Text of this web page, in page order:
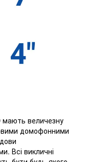
мають величезну
домофонними
Всі викличні